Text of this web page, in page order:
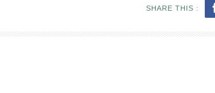
SHARE THIS :